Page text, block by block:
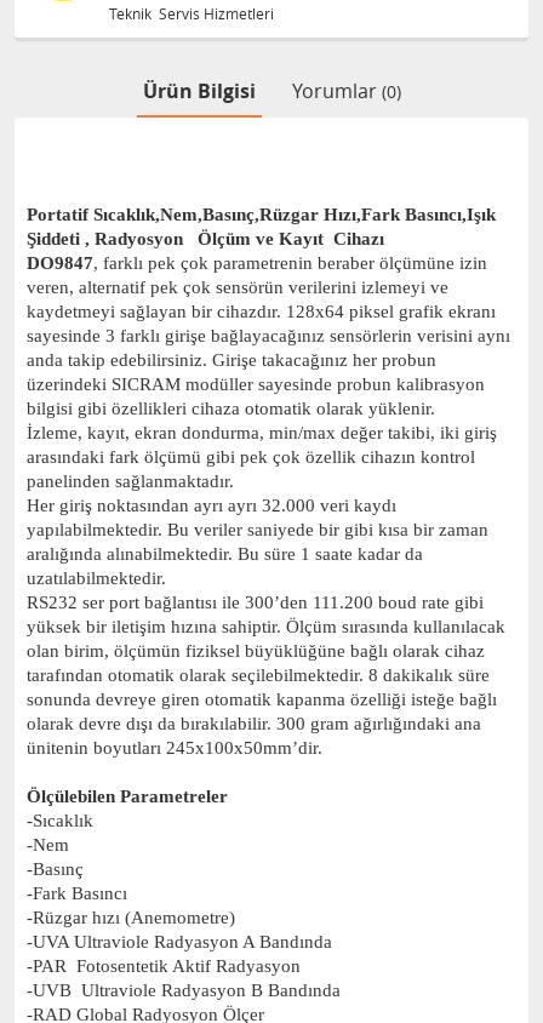
Teknik Servis Hizmetleri
Ürün Bilgisi Yorumlar (0)
Portatif Sıcaklık,Nem,Basınç,Rüzgar Hızı,Fark Basıncı,Işık
Şiddeti , Radyosyon Ölçüm ve Kayıt Cihazı
DO9847, farklı pek çok parametrenin beraber ölçümüne izin
veren, alternatif pek çok sensörün verilerini izlemeyi ve
kaydetmeyi sağlayan bir cihazdır. 128x64 piksel grafik ekranı
sayesinde 3 farklı girişe bağlayacağınız sensörlerin verisini aynı
anda takip edebilirsiniz. Girişe takacağınız her probun
üzerindeki SICRAM modüller sayesinde probun kalibrasyon
bilgisi gibi özellikleri cihaza otomatik olarak yüklenir.
İzleme, kayıt, ekran dondurma, min/max değer takibi, iki giriş
arasındaki fark ölçümü gibi pek çok özellik cihazın kontrol
panelinden sağlanmaktadır.
Her giriş noktasından ayrı ayrı 32.000 veri kaydı
yapılabilmektedir. Bu veriler saniyede bir gibi kısa bir zaman
aralığında alınabilmektedir. Bu süre 1 saate kadar da
uzatılabilmektedir.
RS232 ser port bağlantısı ile 300’den 111.200 boud rate gibi
yüksek bir iletişim hızına sahiptir. Ölçüm sırasında kullanılacak
olan birim, ölçümün fiziksel büyüklüğüne bağlı olarak cihaz
tarafından otomatik olarak seçilebilmektedir. 8 dakikalık süre
sonunda devreye giren otomatik kapanma özelliği isteğe bağlı
olarak devre dışı da bırakılabilir. 300 gram ağırlığındaki ana
ünitenin boyutları 245x100x50mm’dir.
Ölçülebilen Parametreler
-Sıcaklık
-Nem
-Basınç
-Fark Basıncı
-Rüzgar hızı (Anemometre)
-UVA Ultraviole Radyasyon A Bandında
-PAR Fotosentetik Aktif Radyasyon
-UVB Ultraviole Radyasyon B Bandında
-RAD Global Radyosyon Ölçer